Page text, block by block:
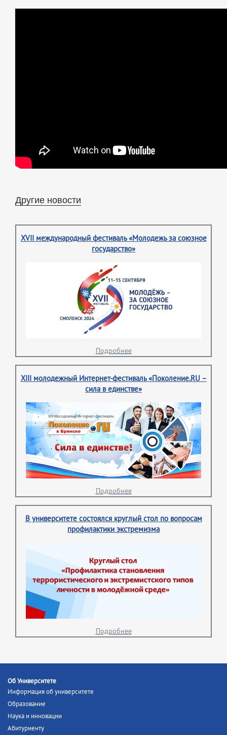
Другие новости
XVII международный фестиваль «Молодежь за союзное
государство»
Подробнее
XIII молодежный Интернет-фестиваль «Поколение.RU –
сила в единстве»
Подробнее
В университете состоялся круглый стол по вопросам
профилактики экстремизма
Подробнее
Об Университете
Информация об университете
Образование
Наука и инновации
Абитуриенту